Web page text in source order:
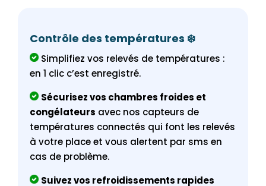
Contrôle des températures ❄️
Simplifiez vos relevés de températures :
en 1 clic c’est enregistré.
Sécurisez vos chambres froides et
congélateurs avec nos capteurs de
températures connectés qui font les relevés
à votre place et vous alertent par sms en
cas de problème.
Suivez vos refroidissements rapides